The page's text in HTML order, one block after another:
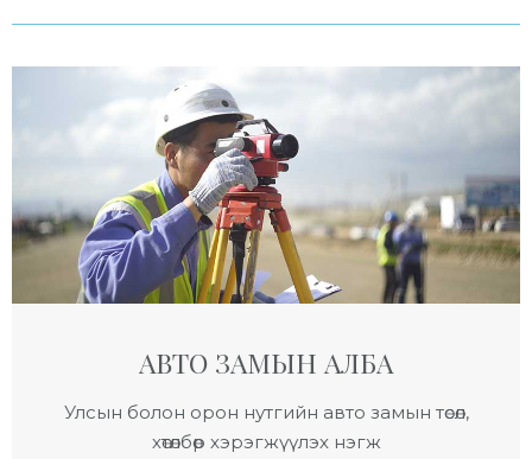
АВТО ЗАМЫН АЛБА
Улсын болон орон нутгийн авто замын төсөл,
хөтөлбөр хэрэгжүүлэх нэгж